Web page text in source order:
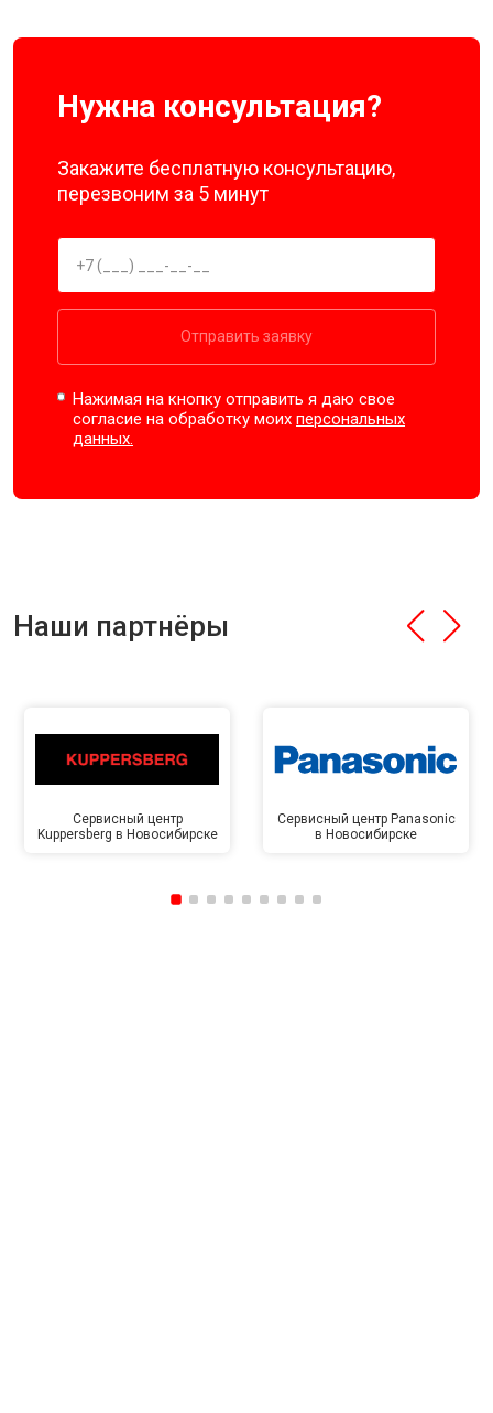
Нужна консультация?
Закажите бесплатную консультацию,
перезвоним за 5 минут
Отправить заявку
Нажимая на кнопку отправить я даю свое
согласие на обработку моихперсональных
данных.
Наши партнёры
Сервисный центр
Kuppersberg в Новосибирске
Сервисный центр Panasonic
в Новосибирске